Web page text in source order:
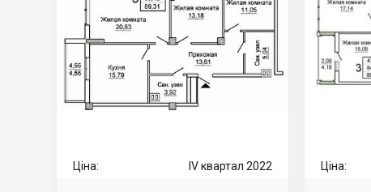
Ціна: IV квартал 2022 Ціна: